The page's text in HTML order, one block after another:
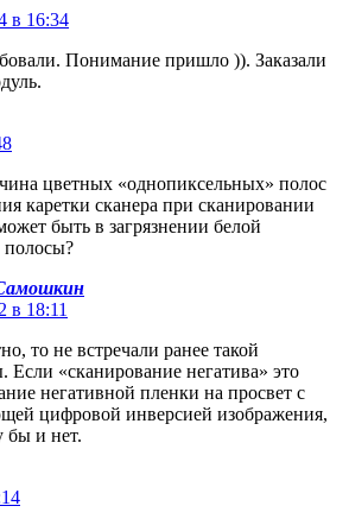
в 16:34
Понимание пришло )). Заказали
цветных «однопиксельных» полос
каретки сканера при сканировании
быть в загрязнении белой
полосы?
в 18:11
то не встречали ранее такой
Если «сканирование негатива» это
негативной пленки на просвет с
цифровой инверсией изображения,
бы и нет.